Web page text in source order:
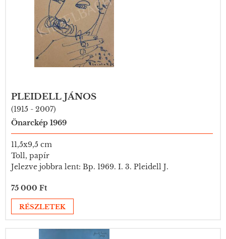
PLEIDELL JÁNOS
(1915 - 2007)
Önarckép 1969
11,5x9,5 cm
Toll, papír
Jelezve jobbra lent: Bp. 1969. I. 3. Pleidell J.
75 000 Ft
RÉSZLETEK